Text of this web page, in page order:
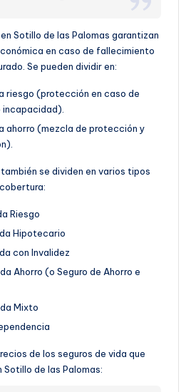
Sotillo de las Palomas garantizan
en caso de fallecimiento
Se pueden dividir en:
riesgo (protección en caso de
ahorro (mezcla de protección y
se dividen en varios tipos
Riesgo
Hipotecario
con Invalidez
Ahorro (o Seguro de Ahorro e
Mixto
de los seguros de vida que
de las Palomas: